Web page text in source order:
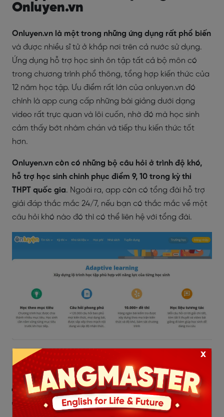
Onluyen.vn
Onluyen.vn là một trong những ứng dụng rất phổ biến
và được nhiều sĩ tử ở khắp nơi trên cả nước sử dụng.
Ứng dụng hỗ trợ học sinh ôn tập tất cả bộ môn có
trong chương trình phổ thông, tổng hợp kiến thức của
12 năm học tập. Ưu điểm rất lớn của onluyen.vn đó
chính là app cung cấp những bài giảng dưới dạng
video rất trực quan và lôi cuốn, nhờ đó mà học sinh
cảm thấy bớt nhàm chán và tiếp thu kiến thức tốt
hơn.
Onluyen.vn còn có những bộ câu hỏi ở trình độ khó,
hỗ trợ học sinh chinh phục điểm 9, 10 trong kỳ thi
THPT quốc gia. Ngoài ra, app còn có tổng đài hỗ trợ
giải đáp thắc mắc 24/7, nếu bạn có thắc mắc về một
câu hỏi khó nào đó thì có thể liên hệ với tổng đài.
=> Đăng ký học thử miễn phí tại Hà Nội:TẠI ĐÂY
7. App Vịt đếm ngược Kỳ thi
THPT Quốc gia
x